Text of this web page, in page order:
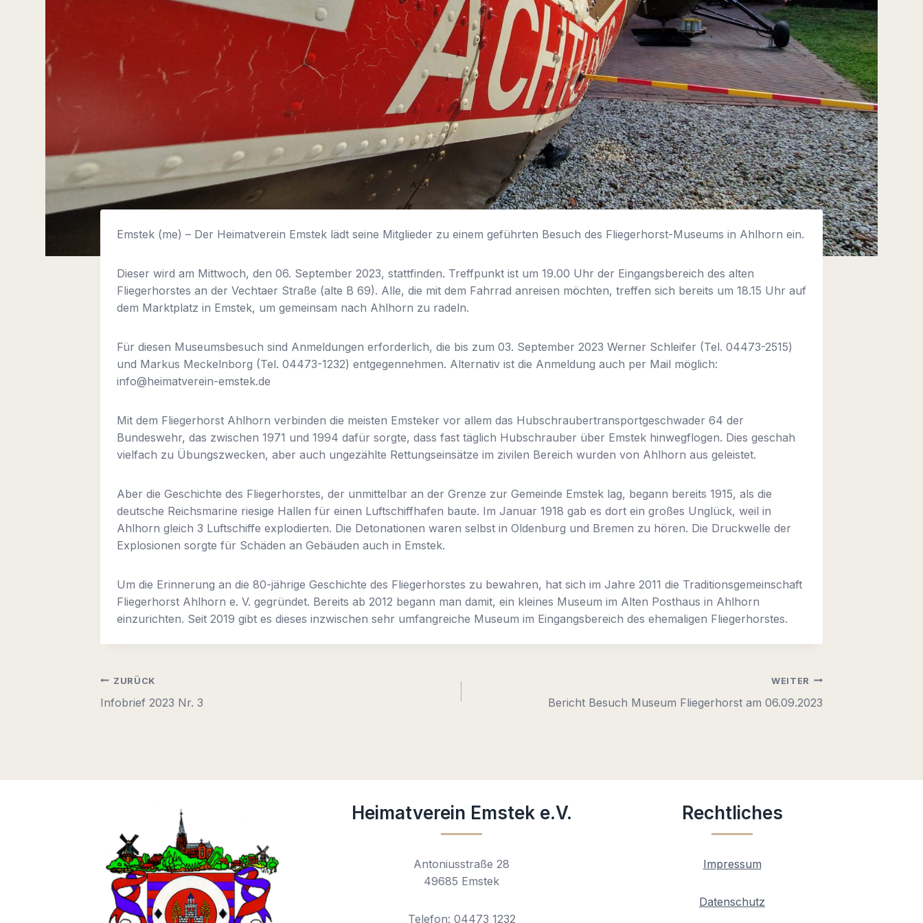
Emstek (me) – Der Heimatverein Emstek lädt seine Mitglieder zu einem geführten Besuch des Fliegerhorst-Museums in Ahlhorn ein.
Dieser wird am Mittwoch, den 06. September 2023, stattfinden. Treffpunkt ist um 19.00 Uhr der Eingangsbereich des alten
Fliegerhorstes an der Vechtaer Straße (alte B 69). Alle, die mit dem Fahrrad anreisen möchten, treffen sich bereits um 18.15 Uhr auf
dem Marktplatz in Emstek, um gemeinsam nach Ahlhorn zu radeln.
Für diesen Museumsbesuch sind Anmeldungen erforderlich, die bis zum 03. September 2023 Werner Schleifer (Tel. 04473-2515)
und Markus Meckelnborg (Tel. 04473-1232) entgegennehmen. Alternativ ist die Anmeldung auch per Mail möglich:
info@heimatverein-emstek.de
Mit dem Fliegerhorst Ahlhorn verbinden die meisten Emsteker vor allem das Hubschraubertransportgeschwader 64 der
Bundeswehr, das zwischen 1971 und 1994 dafür sorgte, dass fast täglich Hubschrauber über Emstek hinwegflogen. Dies geschah
vielfach zu Übungszwecken, aber auch ungezählte Rettungseinsätze im zivilen Bereich wurden von Ahlhorn aus geleistet.
Aber die Geschichte des Fliegerhorstes, der unmittelbar an der Grenze zur Gemeinde Emstek lag, begann bereits 1915, als die
deutsche Reichsmarine riesige Hallen für einen Luftschiffhafen baute. Im Januar 1918 gab es dort ein großes Unglück, weil in
Ahlhorn gleich 3 Luftschiffe explodierten. Die Detonationen waren selbst in Oldenburg und Bremen zu hören. Die Druckwelle der
Explosionen sorgte für Schäden an Gebäuden auch in Emstek.
Um die Erinnerung an die 80-jährige Geschichte des Fliegerhorstes zu bewahren, hat sich im Jahre 2011 die Traditionsgemeinschaft
Fliegerhorst Ahlhorn e. V. gegründet. Bereits ab 2012 begann man damit, ein kleines Museum im Alten Posthaus in Ahlhorn
einzurichten. Seit 2019 gibt es dieses inzwischen sehr umfangreiche Museum im Eingangsbereich des ehemaligen Fliegerhorstes.
Beitragsnavigation
ZURÜCK
Infobrief 2023 Nr. 3
WEITER
Bericht Besuch Museum Fliegerhorst am 06.09.2023
Heimatverein Emstek e.V.
Antoniusstraße 28
49685 Emstek
Telefon: 04473 1232
Rechtliches
Impressum
Datenschutz